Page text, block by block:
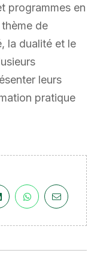
programmes en
de
la dualité et le
leurs
pratique